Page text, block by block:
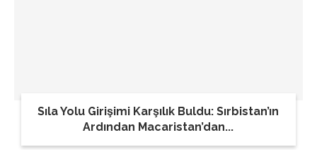
Sıla Yolu Girişimi Karşılık Buldu: Sırbistan’ın
Ardından Macaristan’dan...